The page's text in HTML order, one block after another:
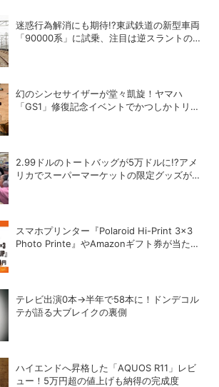
迷惑行為解消にも期待!?東武鉄道の新型車両
「90000系」に試乗、注目は逆スラントの
幻のシンセサイザーが堂々凱旋！ヤマハ
「GS1」修復記念イベントでかつしかトリオ
2.99ドルのトートバッグが5万ドルに!?アメ
リカでスーパーマーケットの限定グッズが争
スマホプリンター『Polaroid Hi-Print 3×3
Photo Printe』やAmazonギフト券が当た
テレビ出演0本→半年で58本に！ドンデコル
テが語る大ブレイクの裏側
ハイエンドへ昇格した「AQUOS R11」レビ
ュー！5万円超の値上げも納得の完成度